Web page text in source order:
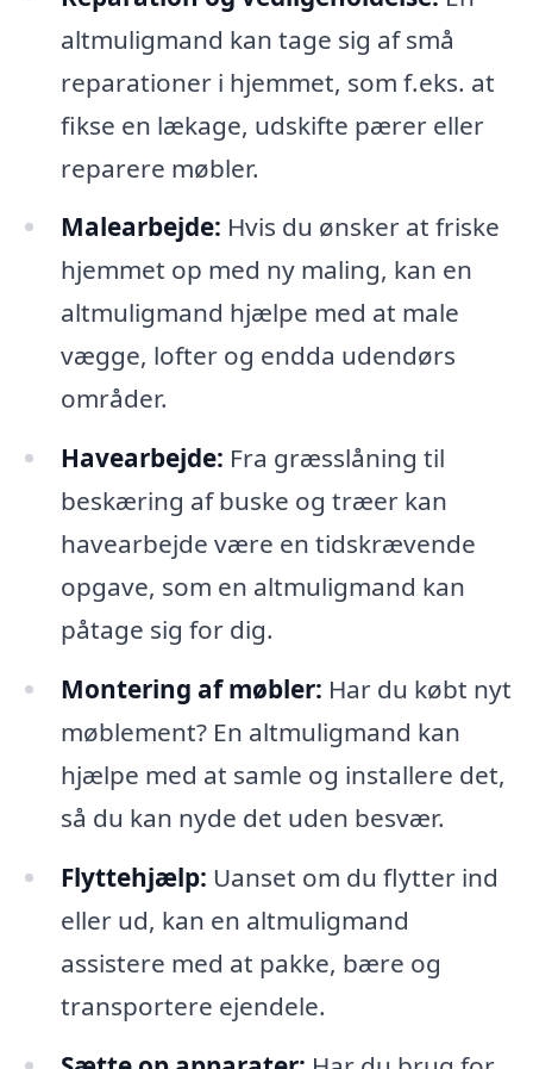
altmuligmand kan tage sig af små
reparationer i hjemmet, som f.eks. at
fikse en lækage, udskifte pærer eller
reparere møbler.
Malearbejde: Hvis du ønsker at friske
hjemmet op med ny maling, kan en
altmuligmand hjælpe med at male
vægge, lofter og endda udendørs
områder.
Havearbejde: Fra græsslåning til
beskæring af buske og træer kan
havearbejde være en tidskrævende
opgave, som en altmuligmand kan
påtage sig for dig.
Montering af møbler: Har du købt nyt
møblement? En altmuligmand kan
hjælpe med at samle og installere det,
så du kan nyde det uden besvær.
Flyttehjælp: Uanset om du flytter ind
eller ud, kan en altmuligmand
assistere med at pakke, bære og
transportere ejendele.